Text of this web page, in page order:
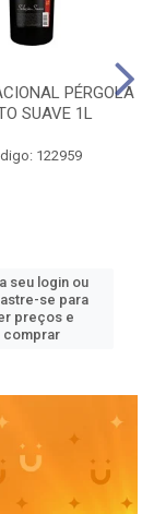
PÉRGOLA
SUAVE 1L
122959
seu login ou
se para
preços e
comprar